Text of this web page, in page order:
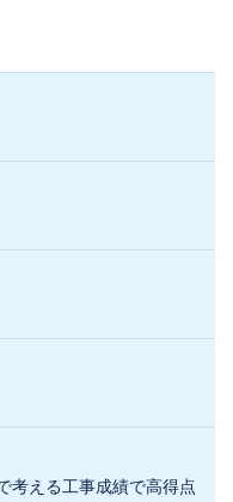
考える工事成績で高得点